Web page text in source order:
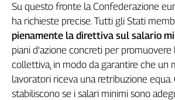
Toscana
Trentino
Umbria
Valle
D'Aosta
Veneto
Su questo fronte la Confederazione
ha richieste precise. Tutti gli Stati
pienamente la direttiva sul salario
piani d'azione concreti per
collettiva, in modo da garantire che un
lavoratori riceva una retribuzione equa.
stabiliscono se i salari minimi sono